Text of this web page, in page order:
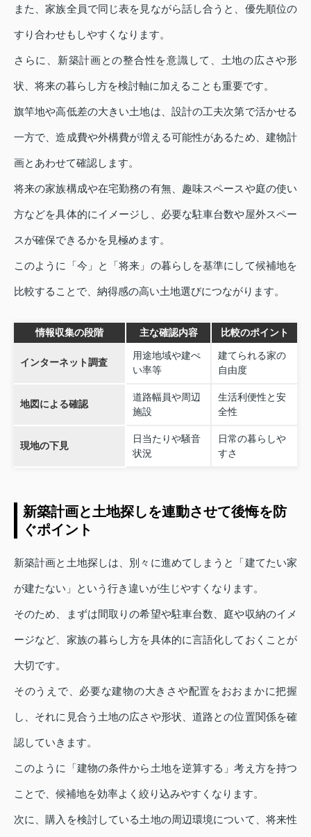
また、家族全員で同じ表を見ながら話し合うと、優先順位の
すり合わせもしやすくなります。
さらに、新築計画との整合性を意識して、土地の広さや形
状、将来の暮らし方を検討軸に加えることも重要です。
旗竿地や高低差の大きい土地は、設計の工夫次第で活かせる
一方で、造成費や外構費が増える可能性があるため、建物計
画とあわせて確認します。
将来の家族構成や在宅勤務の有無、趣味スペースや庭の使い
方などを具体的にイメージし、必要な駐車台数や屋外スペー
スが確保できるかを見極めます。
このように「今」と「将来」の暮らしを基準にして候補地を
比較することで、納得感の高い土地選びにつながります。
情報収集の段階 主な確認内容 比較のポイント
インターネット調査
用途地域や建ぺ
い率等
建てられる家の
自由度
地図による確認
道路幅員や周辺
施設
生活利便性と安
全性
現地の下見
日当たりや騒音
状況
日常の暮らしや
すさ
新築計画と土地探しを連動させて後悔を防
ぐポイント
新築計画と土地探しは、別々に進めてしまうと「建てたい家
が建たない」という行き違いが生じやすくなります。
そのため、まずは間取りの希望や駐車台数、庭や収納のイメ
ージなど、家族の暮らし方を具体的に言語化しておくことが
大切です。
そのうえで、必要な建物の大きさや配置をおおまかに把握
し、それに見合う土地の広さや形状、道路との位置関係を確
認していきます。
このように「建物の条件から土地を逆算する」考え方を持つ
ことで、候補地を効率よく絞り込みやすくなります。
次に、購入を検討している土地の周辺環境について、将来性